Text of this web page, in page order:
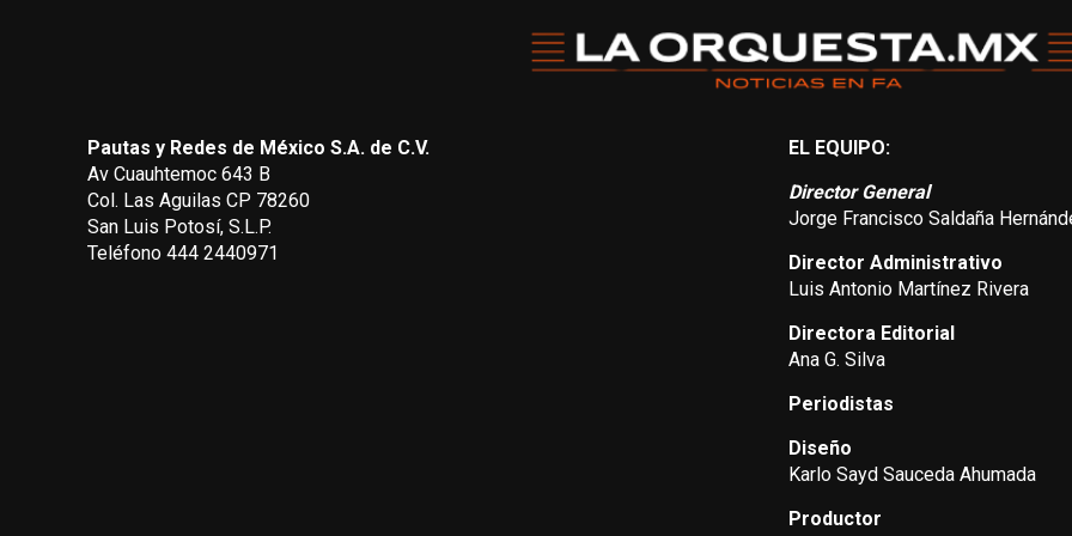
Pautas y Redes de México S.A. de C.V.
Av Cuauhtemoc 643 B
Col. Las Aguilas CP 78260
San Luis Potosí, S.L.P.
Teléfono 444 2440971
EL EQUIPO:
Director General
Jorge Francisco Saldaña
Director Administrativo
Luis Antonio Martínez Rivera
Directora Editorial
Ana G. Silva
Periodistas
Diseño
Karlo Sayd Sauceda Ahumada
Productor